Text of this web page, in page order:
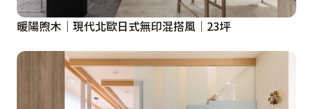
暖陽煦木│現代北歐日式無印混搭風│23坪